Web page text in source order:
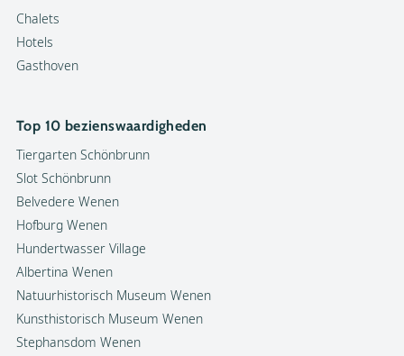
Chalets
Hotels
Gasthoven
Top 10 bezienswaardigheden
Tiergarten Schönbrunn
Slot Schönbrunn
Belvedere Wenen
Hofburg Wenen
Hundertwasser Village
Albertina Wenen
Natuurhistorisch Museum Wenen
Kunsthistorisch Museum Wenen
Stephansdom Wenen